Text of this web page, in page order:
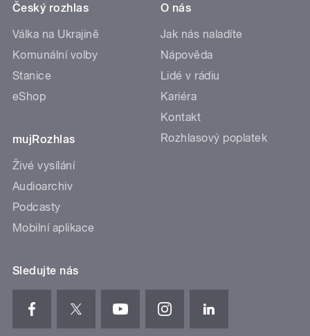
Český rozhlas
Válka na Ukrajině
Komunální volby
Stanice
eShop
mujRozhlas
Živé vysílání
Audioarchiv
Podcasty
Mobilní aplikace
O nás
Jak nás naladíte
Nápověda
Lidé v rádiu
Kariéra
Kontakt
Rozhlasový poplatek
Sledujte nás